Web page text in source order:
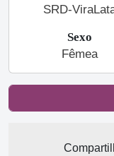
SRD-
Sexo
Fêmea